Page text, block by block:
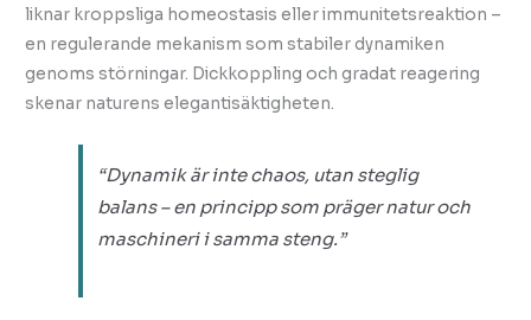
liknar kroppsliga homeostasis eller immunitetsreaktion –
en regulerande mekanism som stabiler dynamiken
genoms störningar. Dickkoppling och gradat reagering
skenar naturens elegantisäktigheten.
“Dynamik är inte chaos, utan steglig
balans – en principp som präger natur och
maschineri i samma steng.”